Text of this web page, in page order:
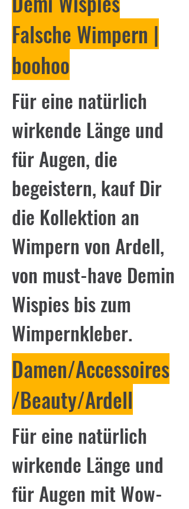
Falsche Wimpern |
boohoo
Für eine natürlich
wirkende Länge und
für Augen, die
begeistern, kauf Dir
die Kollektion an
Wimpern von Ardell,
von must-have Demin
Wispies bis zum
Wimpernkleber.
Damen/Accessoires
/Beauty/Ardell
Für eine natürlich
wirkende Länge und
für Augen mit Wow-